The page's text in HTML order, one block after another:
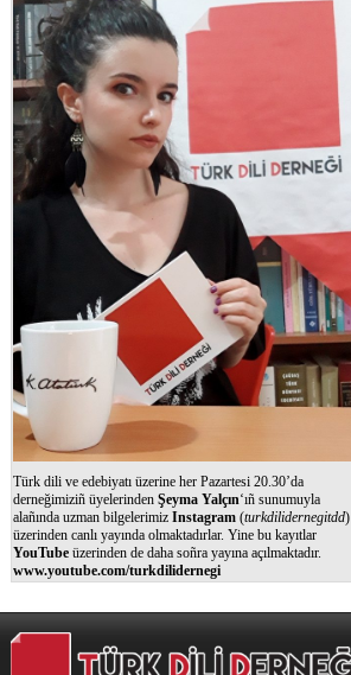
Türk dili ve edebiyatı üzerine her Pazartesi 20.30’da
derneğimiziñ üyelerinden Şeyma Yalçın‘ıñ sunumuyla
alañında uzman bilgelerimiz Instagram (turkdilidernegitdd)
üzerinden canlı yayında olmaktadırlar. Yine bu kayıtlar
YouTube üzerinden de daha soñra yayına açılmaktadır.
www.youtube.com/turkdilidernegi